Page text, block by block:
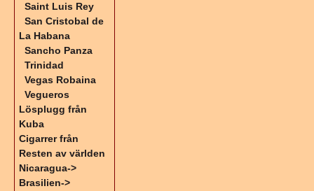
Saint Luis Rey
San Cristobal de
La Habana
Sancho Panza
Trinidad
Vegas Robaina
Vegueros
Lösplugg från
Kuba
Cigarrer från
Resten av världen
Nicaragua->
Brasilien->